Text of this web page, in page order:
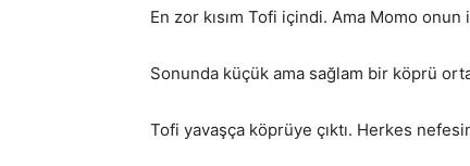
En zor kısım Tofi içindi. Ama Momo
Sonunda küçük ama sağlam bir köprü
Tofi yavaşça köprüye çıktı. Herkes